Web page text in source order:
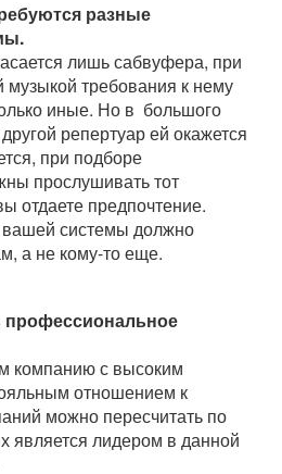
разные
лишь сабвуфера, при
музыкой требования к нему
иные. Но в большого
репертуар ей окажется
при подборе
прослушивать тот
отдаете предпочтение.
вашей системы должно
а не кому-то еще.
профессиональное
компанию с высоким
отношением к
можно пересчитать по
является лидером в данной